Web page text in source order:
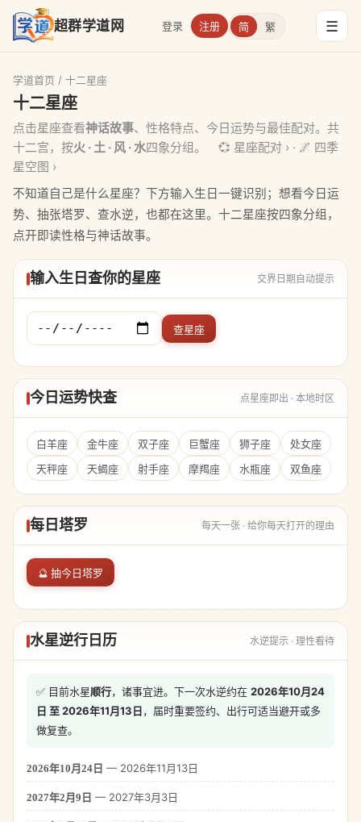
超群学道网 登录 注册 简 繁 ☰
学道首页 / 十二星座
十二星座
点击星座查看神话故事、性格特点、今日运势与最佳配对。共
十二宫，按火 · 土 · 风 · 水四象分组。 💞 星座配对 › · 🌌 四季
星空图 ›
不知道自己是什么星座？下方输入生日一键识别；想看今日运
势、抽张塔罗、查水逆，也都在这里。十二星座按四象分组，
点开即读性格与神话故事。
输入生日查你的星座 交界日期自动提示
查星座
今日运势快查 点星座即出 · 本地时区
白羊座 金牛座 双子座 巨蟹座 狮子座
处女座
天秤座
天蝎座 射手座 摩羯座 水瓶座 双鱼座
每日塔罗 每天一张 · 给你每天打开的理由
🔮 抽今日塔罗
水星逆行日历 水逆提示 · 理性看待
✅ 目前水星顺行，诸事宜进。下一次水逆约在 2026年10月24
日 至 2026年11月13日，届时重要签约、出行可适当避开或多
做复查。
2026年10月24日 — 2026年11月13日
2027年2月9日 — 2027年3月3日